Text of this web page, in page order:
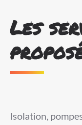
Les
Isolation,